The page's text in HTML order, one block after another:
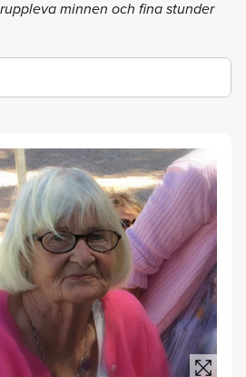
minnen och fina stunder